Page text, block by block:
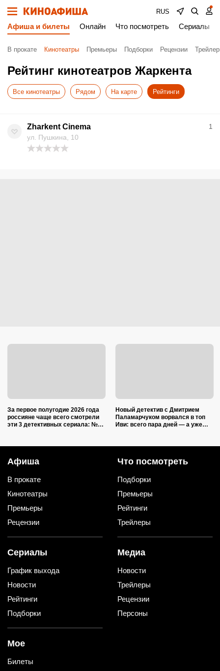
RUS
Афиша и билеты Онлайн Что посмотреть Сериалы
В прокате Кинотеатры Премьеры Подборки Рецензии
Рейтинг кинотеатров Жаркента
Все кинотеатры Рядом На карте Рейтинги
1
Zharkent Cinema
ул. Пушкина, 10
За первое полугодие 2026 года
россияне чаще всего смотрели
эти 3 детективных сериала: №2
Новый детектив с Дмитрием
Паламарчуком ворвался в топ
Иви: всего пара дней — а уже
Афиша
В прокате
Кинотеатры
Премьеры
Рецензии
Что посмотреть
Подборки
Премьеры
Рейтинги
Трейлеры
Сериалы
График выхода
Новости
Рейтинги
Подборки
Медиа
Новости
Трейлеры
Рецензии
Персоны
Мое
Билеты